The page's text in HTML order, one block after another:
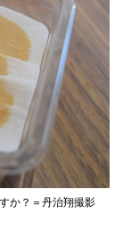
か？＝丹治翔撮影